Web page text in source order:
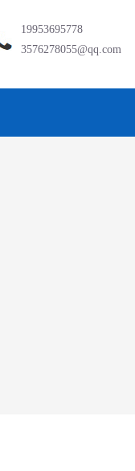
19953695778
3576278055@qq.com